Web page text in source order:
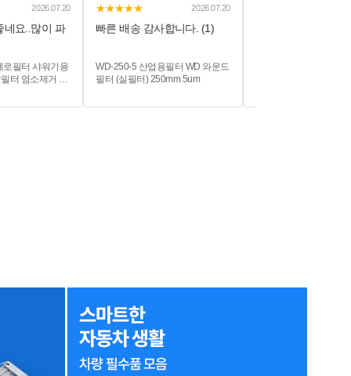
2026.07.20
네요..많이 파
로필터 샤워기용
터 염소제거 녹
★★★★★ 2026.07.20
빠른 배송 감사합니다. (1)
WD-250-5 산업용필터 WD 와운드
필터 (실필터) 250mm 5um